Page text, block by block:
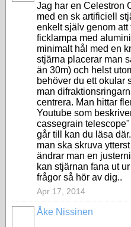
Jag har en Celestron
med en sk artificiell
enkelt själv genom
ficklampa med
minimalt hål med en
stjärna placerar man
än 30m) och helst
behöver du ett okular
man
centrera. Man hittar
Youtube som
cassegrain
går till kan du läsa
man ska skruva
ändrar man en
kan stjärnan fana ut
frågor så hör av dig..
Apr 17, 2014
Åke Nissinen